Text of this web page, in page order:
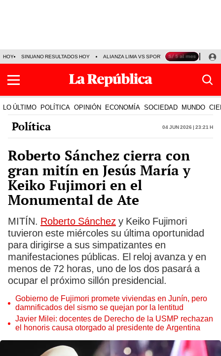
HOY SINUANO RESULTADOS HOY ALIANZA LIMA VS SPORT BOYS JORGE
LO ÚLTIMO POLÍTICA OPINIÓN ECONOMÍA SOCIEDAD MUNDO
Política 04 Jun 2026 | 23:21 h
Roberto Sánchez cierra con
gran mitín en Jesús María y
Keiko Fujimori en el
Monumental de Ate
MITÍN. Roberto Sánchez y Keiko Fujimori
tuvieron este miércoles su última oportunidad
para dirigirse a sus simpatizantes en
manifestaciones públicas. El reloj avanza y en
menos de 72 horas, uno de los dos pasará a
ocupar el próximo sillón presidencial.
Gobierno de Fujimori promete viviendas en Junín, pero
damnificados del sismo se quejan por la lentitud
Javier Milei: docentes de Derecho de la USMP rechazan
el honoris causa otorgado al presidente de Argentina